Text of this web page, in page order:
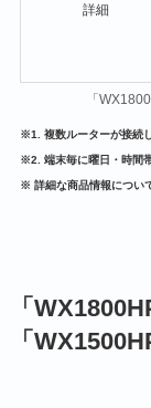
詳細
「
※1. 複数ルーターが接続
※2. 端末毎に曜日・時間
※ 詳細な商品情報につい
「
「